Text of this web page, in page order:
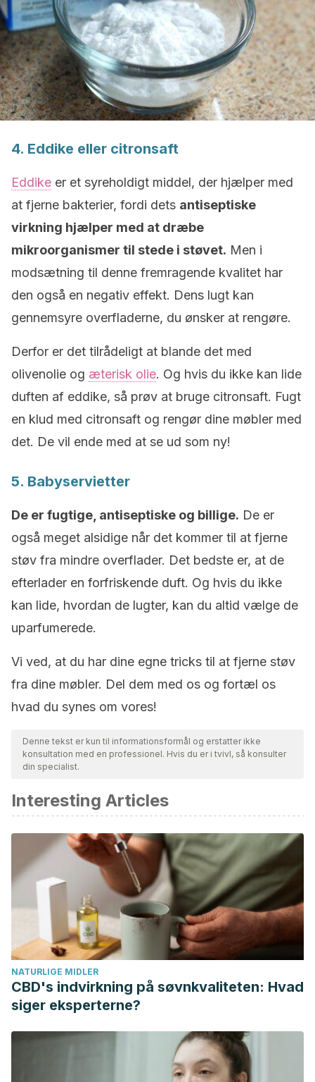
4. Eddike eller citronsaft
Eddike er et syreholdigt middel, der hjælper med
at fjerne bakterier, fordi dets antiseptiske
virkning hjælper med at dræbe
mikroorganismer til stede i støvet. Men i
modsætning til denne fremragende kvalitet har
den også en negativ effekt. Dens lugt kan
gennemsyre overfladerne, du ønsker at rengøre.
Derfor er det tilrådeligt at blande det med
olivenolie og æterisk olie. Og hvis du ikke kan lide
duften af ​​eddike, så prøv at bruge citronsaft. Fugt
en klud med citronsaft og rengør dine møbler med
det. De vil ende med at se ud som ny!
5. Babyservietter
De er fugtige, antiseptiske og billige. De er
også meget alsidige når det kommer til at fjerne
støv fra mindre overflader. Det bedste er, at de
efterlader en forfriskende duft. Og hvis du ikke
kan lide, hvordan de lugter, kan du altid vælge de
uparfumerede.
Vi ved, at du har dine egne tricks til at fjerne støv
fra dine møbler. Del dem med os og fortæl os
hvad du synes om vores!
Denne tekst er kun til informationsformål og erstatter ikke
konsultation med en professionel. Hvis du er i tvivl, så konsulter
din specialist.
Interesting Articles
NATURLIGE MIDLER
CBD's indvirkning på søvnkvaliteten: Hvad
siger eksperterne?